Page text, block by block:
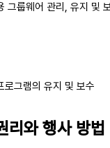
그룹웨어 관리, 유지 및
로그램의 유지 및 보수
리와 행사 방법